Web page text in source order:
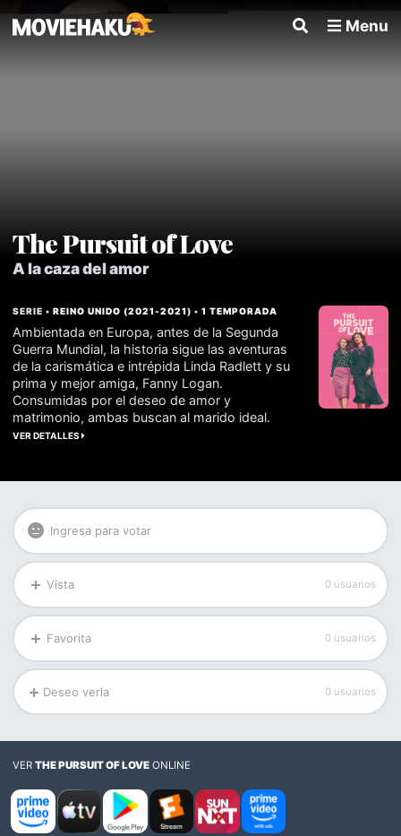
Menu
The Pursuit of Love
A la caza del amor
SERIE •REINO UNIDO (2021-2021) •1 TEMPORADA
Ambientada en Europa, antes de la Segunda
Guerra Mundial, la historia sigue las aventuras
de la carismática e intrépida Linda Radlett y su
prima y mejor amiga, Fanny Logan.
Consumidas por el deseo de amor y
matrimonio, ambas buscan al marido ideal.
VER DETALLES
Ingresa para votar
Vista 0 usuarios
Favorita 0 usuarios
Deseo verla 0 usuarios
VERTHE PURSUIT OF LOVE ONLINE